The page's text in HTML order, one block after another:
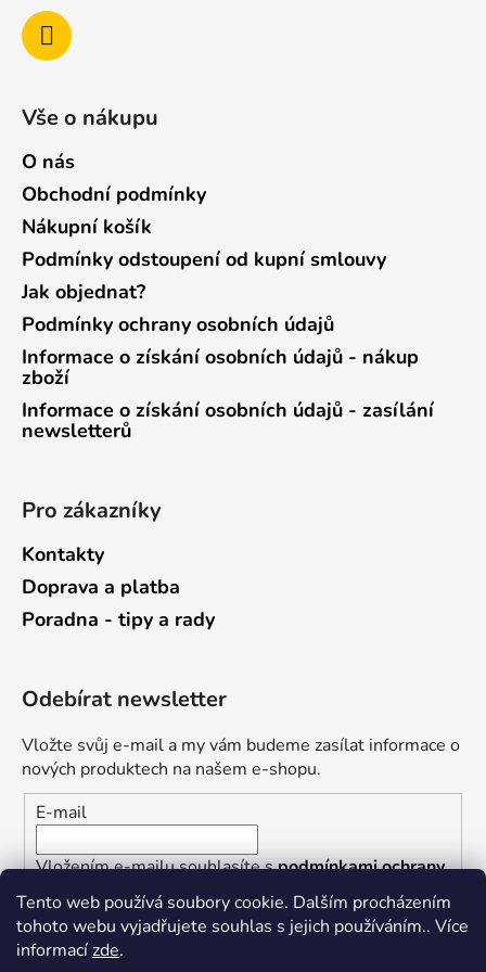
Tento web používá soubory cookie. Dalším procházením
tohoto webu vyjadřujete souhlas s jejich používáním.. Více
informacízde.
Vše o nákupu
O nás
Obchodní podmínky
Nákupní košík
Podmínky odstoupení od kupní smlouvy
Jak objednat?
Podmínky ochrany osobních údajů
Informace o získání osobních údajů - nákup
zboží
Informace o získání osobních údajů - zasílání
newsletterů
Pro zákazníky
Kontakty
Doprava a platba
Poradna - tipy a rady
Odebírat newsletter
Vložte svůj e-mail a my vám budeme zasílat informace o
nových produktech na našem e-shopu.
E-mail
Vložením e-mailu souhlasíte spodmínkami ochrany
osobních údajů
PŘIHLÁSIT SE